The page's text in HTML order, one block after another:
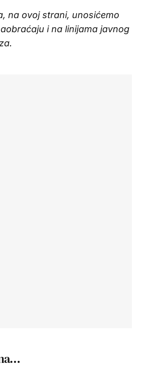
na ovoj strani, unosićemo
i na linijama javnog